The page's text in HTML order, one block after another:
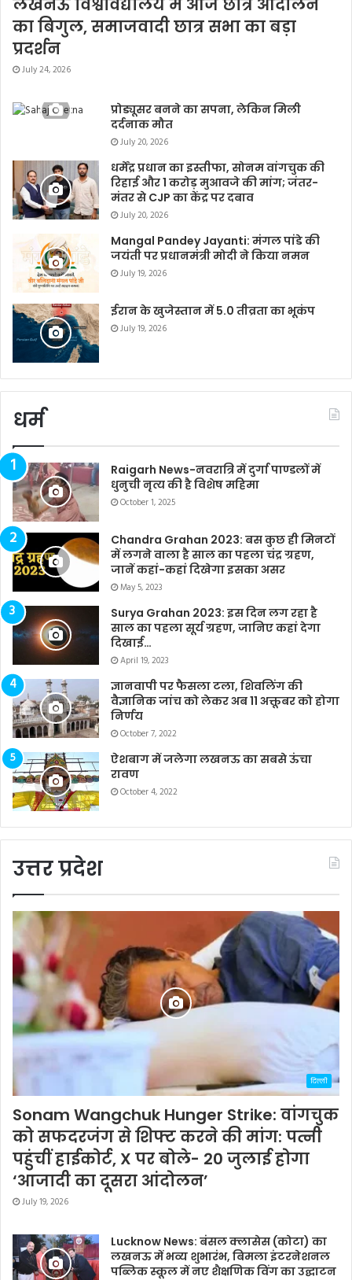
लखनऊ विश्वविद्यालय में आज छात्र आंदोलन
का बिगुल, समाजवादी छात्र सभा का बड़ा
प्रदर्शन
July 24, 2026
प्रोड्यूसर बनने का सपना, लेकिन मिली
दर्दनाक मौत
July 20, 2026
धर्मेंद्र प्रधान का इस्तीफा, सोनम वांगचुक की
रिहाई और 1 करोड़ मुआवजे की मांग; जंतर-
मंतर से CJP का केंद्र पर दबाव
July 20, 2026
Mangal Pandey Jayanti: मंगल पांडे की
जयंती पर प्रधानमंत्री मोदी ने किया नमन
July 19, 2026
ईरान के खुजेस्तान में 5.0 तीव्रता का भूकंप
July 19, 2026
धर्म
Raigarh News-नवरात्रि में दुर्गा पाण्डलों में
धुनुची नृत्य की है विशेष महिमा
October 1, 2025
Chandra Grahan 2023: बस कुछ ही मिनटों
में लगने वाला है साल का पहला चंद्र ग्रहण,
जानें कहां-कहां दिखेगा इसका असर
May 5, 2023
Surya Grahan 2023: इस दिन लग रहा है
साल का पहला सूर्य ग्रहण, जानिए कहां देगा
दिखाई…
April 19, 2023
ज्ञानवापी पर फैसला टला, शिवलिंग की
वैज्ञानिक जांच को लेकर अब 11 अक्तूबर को होगा
निर्णय
October 7, 2022
ऐशबाग में जलेगा लखनऊ का सबसे ऊंचा
रावण
October 4, 2022
उत्तर प्रदेश
दिल्ली
Sonam Wangchuk Hunger Strike: वांगचुक
को सफदरजंग से शिफ्ट करने की मांग: पत्नी
पहुंचीं हाईकोर्ट, X पर बोले- 20 जुलाई होगा
‘आजादी का दूसरा आंदोलन’
July 19, 2026
Lucknow News: बंसल क्लासेस (कोटा) का
लखनऊ में भव्य शुभारंभ, बिमला इंटरनेशनल
पब्लिक स्कूल में नए शैक्षणिक विंग का उद्घाटन